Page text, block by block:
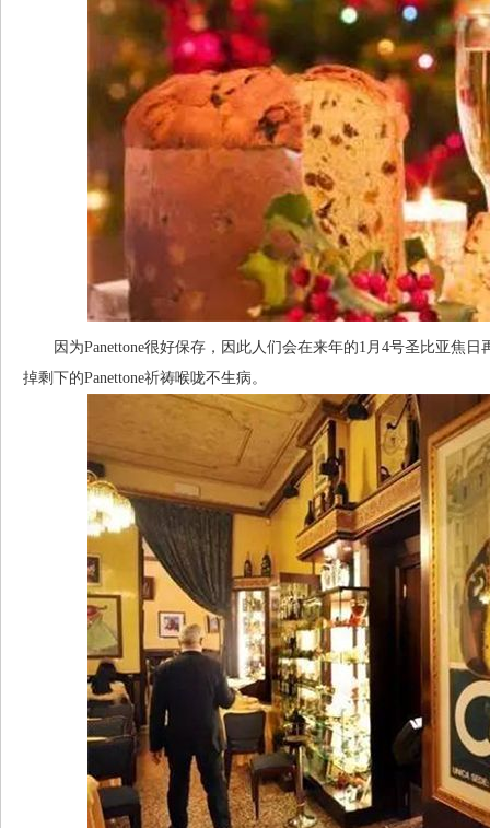
因为Panettone很好保存，因此人们会在来年的1月4号圣比亚焦日
掉剩下的Panettone祈祷喉咙不生病。